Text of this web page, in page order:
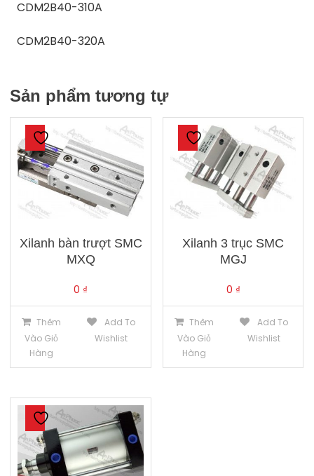
CDM2B40-310A
CDM2B40-320A
Sản phẩm tương tự
Xilanh bàn trượt SMC
MXQ
0 ₫
Thêm
Vào Giỏ
Hàng
Add To
Wishlist
Xilanh 3 trục SMC
MGJ
0 ₫
Thêm
Vào Giỏ
Hàng
Add To
Wishlist